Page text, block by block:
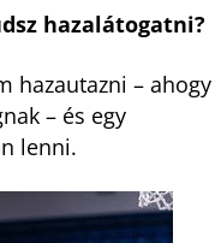
hazalátogatni?
hazautazni – ahogy
– és egy
lenni.